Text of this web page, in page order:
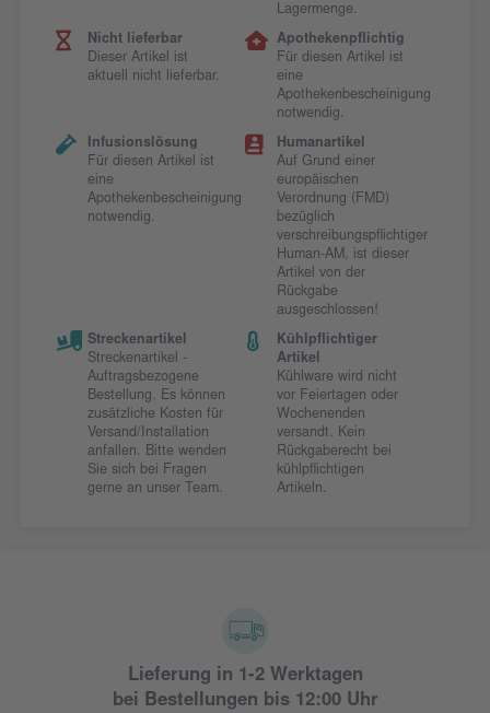
Lagermenge.
Nicht lieferbar
Dieser Artikel ist
aktuell nicht lieferbar.
Apothekenpflichtig
Für diesen Artikel ist
eine
Apothekenbescheinigung
notwendig.
Infusionslösung
Für diesen Artikel ist
eine
Apothekenbescheinigung
notwendig.
Humanartikel
Auf Grund einer
europäischen
Verordnung (FMD)
bezüglich
verschreibungspflichtiger
Human-AM, ist dieser
Artikel von der
Rückgabe
ausgeschlossen!
Streckenartikel
Streckenartikel -
Auftragsbezogene
Bestellung. Es können
zusätzliche Kosten für
Versand/Installation
anfallen. Bitte wenden
Sie sich bei Fragen
gerne an unser Team.
Kühlpflichtiger
Artikel
Kühlware wird nicht
vor Feiertagen oder
Wochenenden
versandt. Kein
Rückgaberecht bei
kühlpflichtigen
Artikeln.
Lieferung in 1-2 Werktagen
bei Bestellungen bis 12:00 Uhr